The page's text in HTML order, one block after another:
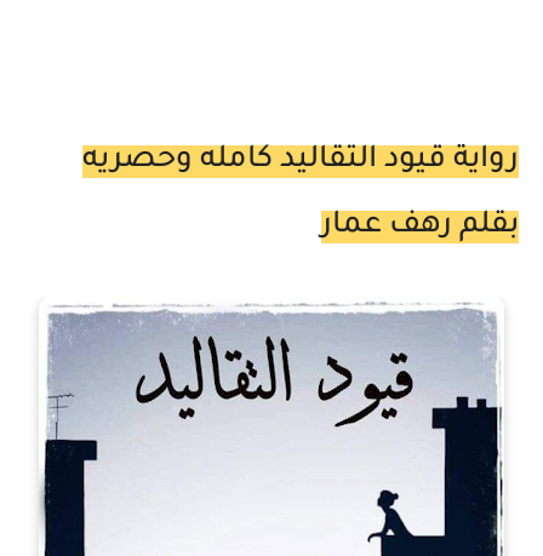
رواية قيود التقاليد كامله وحصريه
بقلم رهف عمار